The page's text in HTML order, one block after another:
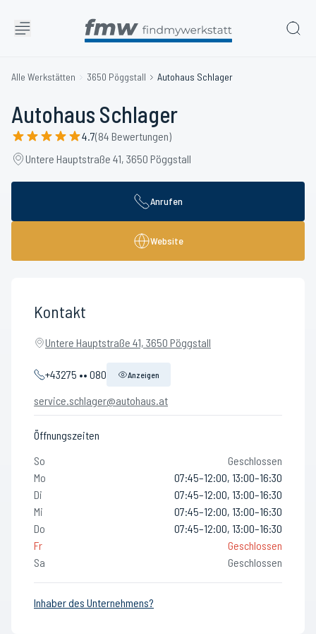
Alle Werkstätten 3650 Pöggstall Autohaus Schlager
Autohaus Schlager
4.7(84 Bewertungen)
Untere Hauptstraße 41, 3650 Pöggstall
Anrufen
Website
Kontakt
Untere Hauptstraße 41, 3650 Pöggstall
+43275 •• 080 Anzeigen
service.schlager@autohaus.at
Öffnungszeiten
So
Geschlossen
Mo
07:45–12:00, 13:00–16:30
Di
07:45–12:00, 13:00–16:30
Mi
07:45–12:00, 13:00–16:30
Do
07:45–12:00, 13:00–16:30
Fr
Geschlossen
Sa
Geschlossen
Inhaber des Unternehmens?